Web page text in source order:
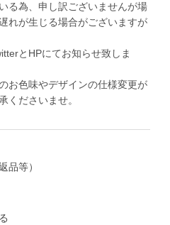
る為、申し訳ございませんが場
れが生じる場合がございますが
とHPにてお知らせ致しま
お色味やデザインの仕様変更が
くださいませ。
品等）